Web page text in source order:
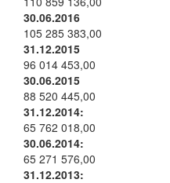
30.06.2016
105 285 383,00
31.12.2015
96 014 453,00
30.06.2015
88 520 445,00
31.12.2014:
65 762 018,00
30.06.2014:
65 271 576,00
31.12.2013: